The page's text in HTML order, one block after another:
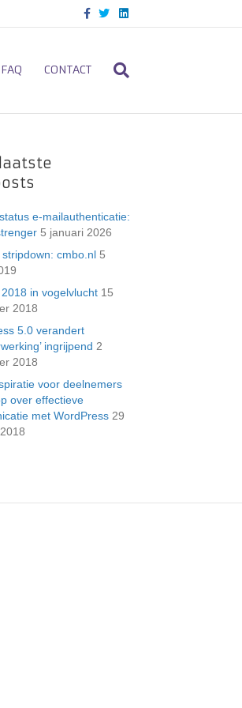
c
o
o
T
i
e
L
n
d
FAQ CONTACT
e-mailauthenticatie:
5 januari 2026
cmbo.nl 5
in vogelvlucht 15
2018
5.0 verandert
ingrijpend 2
2018
voor deelnemers
over effectieve
met WordPress 29